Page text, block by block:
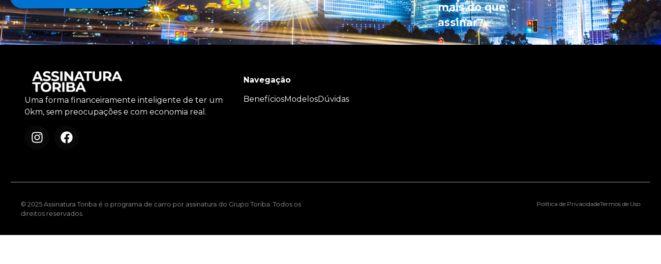
mais do que
assinar?
Uma forma financeiramente inteligente de ter um
0km, sem preocupações e com economia real.
Navegação
BenefíciosModelosDúvidas
© 2025 Assinatura Toriba é o programa de carro por assinatura do Grupo Toriba. Todos os
direitos reservados.
Política de PrivacidadeTermos de Uso